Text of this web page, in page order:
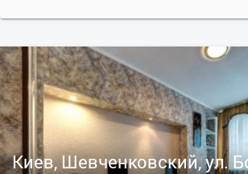
Киев, Шевченковский, ул.